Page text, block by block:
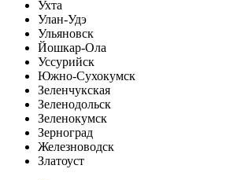
Ухта
Улан-Удэ
Ульяновск
Йошкар-Ола
Уссурийск
Южно-Сухокумск
Зеленчукская
Зеленодольск
Зеленокумск
Зерноград
Железноводск
Златоуст